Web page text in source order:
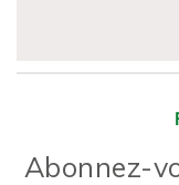
Abonnez-